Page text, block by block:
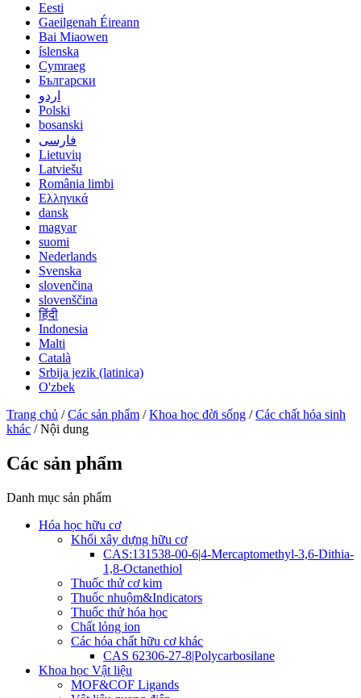
Eesti
Gaeilgenah Éireann
Bai Miaowen
íslenska
Cymraeg
Български
اردو
Polski
bosanski
فارسی
Lietuvių
Latviešu
România limbi
Ελληνικά
dansk
magyar
suomi
Nederlands
Svenska
slovenčina
slovenščina
हिंदी
Indonesia
Malti
Català
Srbija jezik (latinica)
O'zbek
Trang chủ /Các sản phẩm /Khoa học đời sống /Các chất hóa sinh
khác / Nội dung
Các sản phẩm
Danh mục sản phẩm
Hóa học hữu cơ
Khối xây dựng hữu cơ
CAS:131538-00-6|4-Mercaptomethyl-3,6-Dithia-
1,8-Octanethiol
Thuốc thử cơ kim
Thuốc nhuộm&Indicators
Thuốc thử hóa học
Chất lỏng ion
Các hóa chất hữu cơ khác
CAS 62306-27-8|Polycarbosilane
Khoa học Vật liệu
MOF&COF Ligands